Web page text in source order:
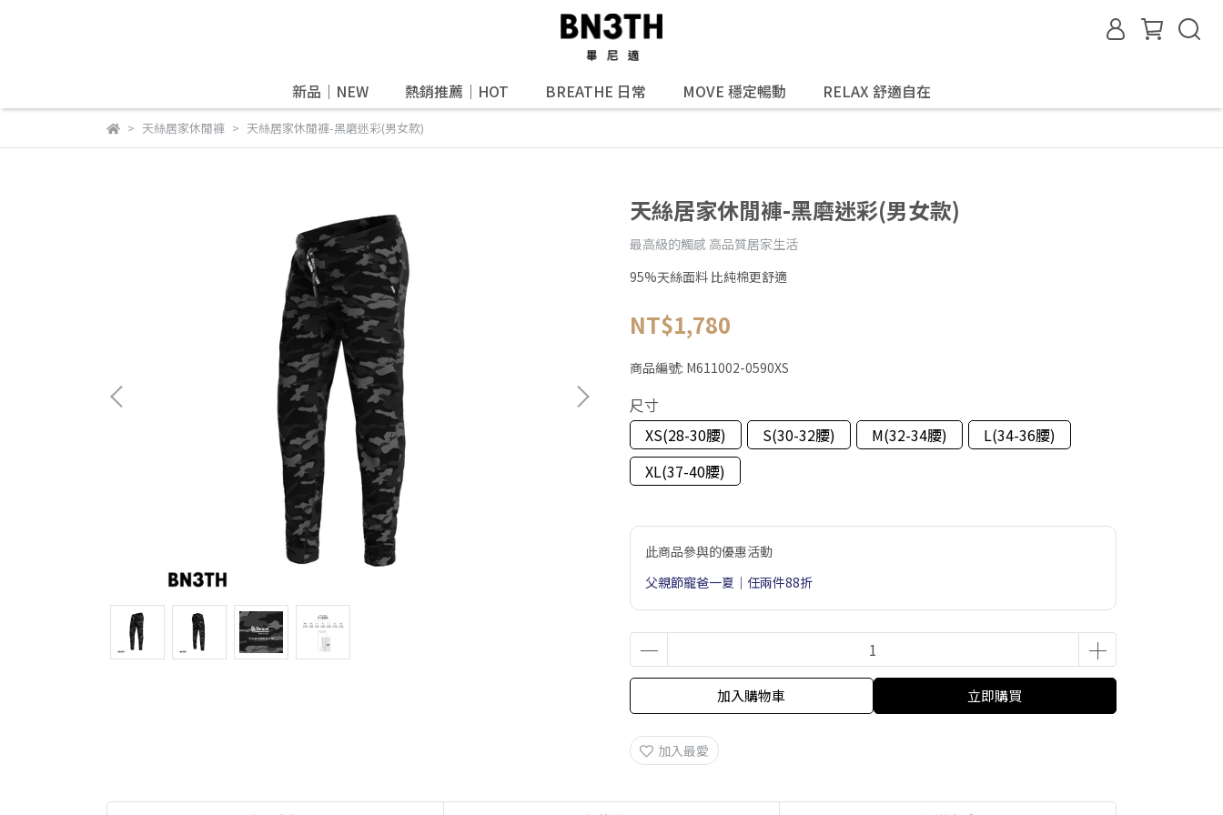
新品｜NEW 熱銷推薦｜HOT BREATHE 日常 MOVE 穩定暢動 RELAX 舒適自在
天絲居家休閒褲 天絲居家休閒褲-黑磨迷彩(男女款)
天絲居家休閒褲-黑磨迷彩(男女款)
最高級的觸感 高品質居家生活
95%天絲面料 比純棉更舒適
NT$1,780
商品編號: M611002-0590XS
尺寸
XS(28-30腰)
S(30-32腰) M(32-34腰)
L(34-36腰)
XL(37-40腰)
此商品參與的優惠活動
父親節寵爸一夏｜任兩件88折
加入購物車 立即購買
加入最愛